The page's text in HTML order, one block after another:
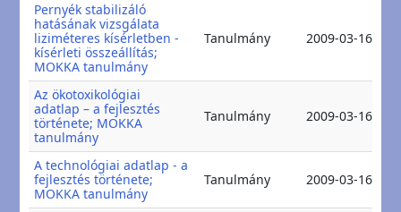
Pernyék stabilizáló
hatásának vizsgálata
liziméteres kísérletben -
kísérleti összeállítás;
MOKKA tanulmány
Tanulmány 2009-03-16
Az ökotoxikológiai
adatlap – a fejlesztés
története; MOKKA
tanulmány
Tanulmány 2009-03-16
A technológiai adatlap - a
fejlesztés története;
MOKKA tanulmány
Tanulmány 2009-03-16